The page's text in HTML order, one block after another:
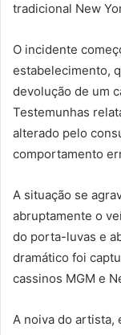
tradicional New
O incidente
estabelecimento,
devolução de um
Testemunhas
alterado pelo
comportamento
A situação se
abruptamente o
do porta-luvas e
dramático foi
cassinos MGM e
A noiva do artista,